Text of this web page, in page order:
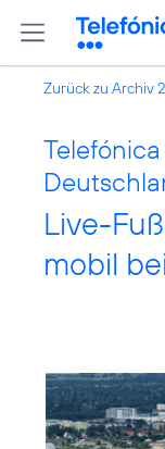
Zurück zu Archiv
Live-
mobil